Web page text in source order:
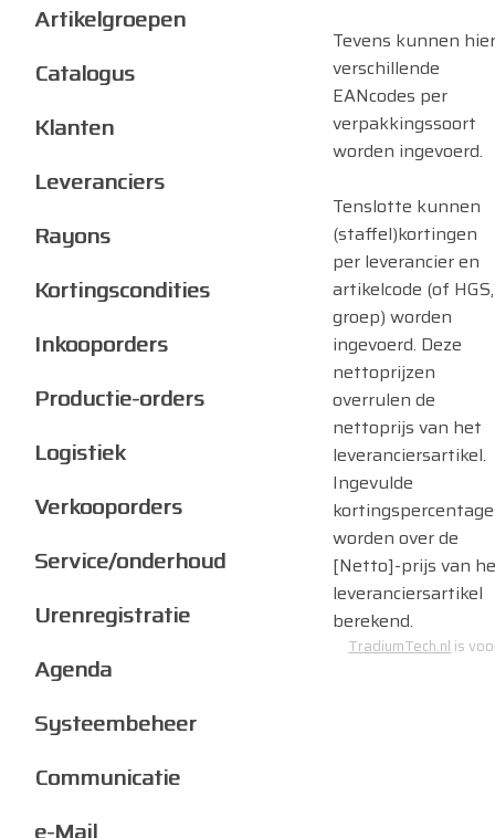
Tevens kunnen hier
verschillende
EANcodes per
verpakkingssoort
worden ingevoerd.
Tenslotte kunnen
(staffel)kortingen
per leverancier en
artikelcode (of HGS,
groep) worden
ingevoerd. Deze
nettoprijzen
overrulen de
nettoprijs van het
leveranciersartikel.
Ingevulde
worden over de
[Netto]-prijs van
leveranciersartikel
berekend.
TradiumTech.nl is
Artikelgroepen
Catalogus
Klanten
Leveranciers
Rayons
Kortingscondities
Inkooporders
Productie-orders
Logistiek
Verkooporders
Service/onderhoud
Urenregistratie
Agenda
Systeembeheer
Communicatie